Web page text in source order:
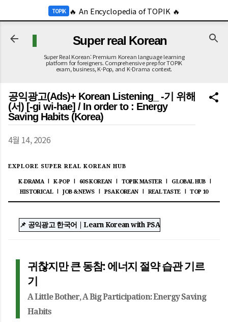
TOPIK 🔥 An Encyclopedia of TOPIK 🔥
기본 콘텐츠로 건너뛰기
Super real Korean
Super Real Korean: Premium Korean language learning
platform for foreigners. Comprehensive prep for TOPIK
exam, business, K-Pop, and K-Drama context.
공익광고(Ads)+ Korean Listening_ -기 위해
(서) [-gi wi-hae] / In order to : Energy
Saving Habits (Korea)
4월 14, 2026
EXPLORE SUPER REAL KOREAN HUB
K-DRAMA K-POP 60S KOREAN TOPIK MASTER GLOBAL HUB
HISTORICAL JOB & NEWS PSA KOREAN REAL TASTE TOP 10
📌 공익광고 한국어 | Learn Korean with PSA
귀찮지만 큰 동참: 에너지 절약 습관 기르
기
A Little Bother, A Big Participation: Energy Saving
Habits